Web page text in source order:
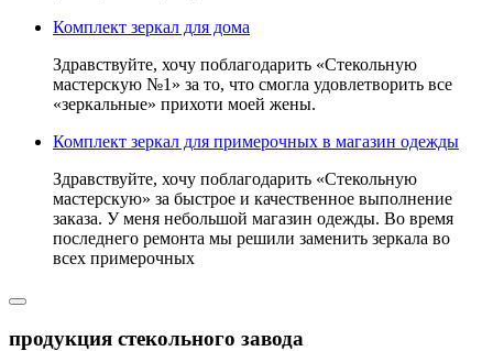
Комплект зеркал для дома
Здравствуйте, хочу поблагодарить «Стекольную
мастерскую №1» за то, что смогла удовлетворить все
«зеркальные» прихоти моей жены.
Комплект зеркал для примерочных в магазин одежды
Здравствуйте, хочу поблагодарить «Стекольную
мастерскую» за быстрое и качественное выполнение
заказа. У меня небольшой магазин одежды. Во время
последнего ремонта мы решили заменить зеркала во
всех примерочных
продукция стекольного завода